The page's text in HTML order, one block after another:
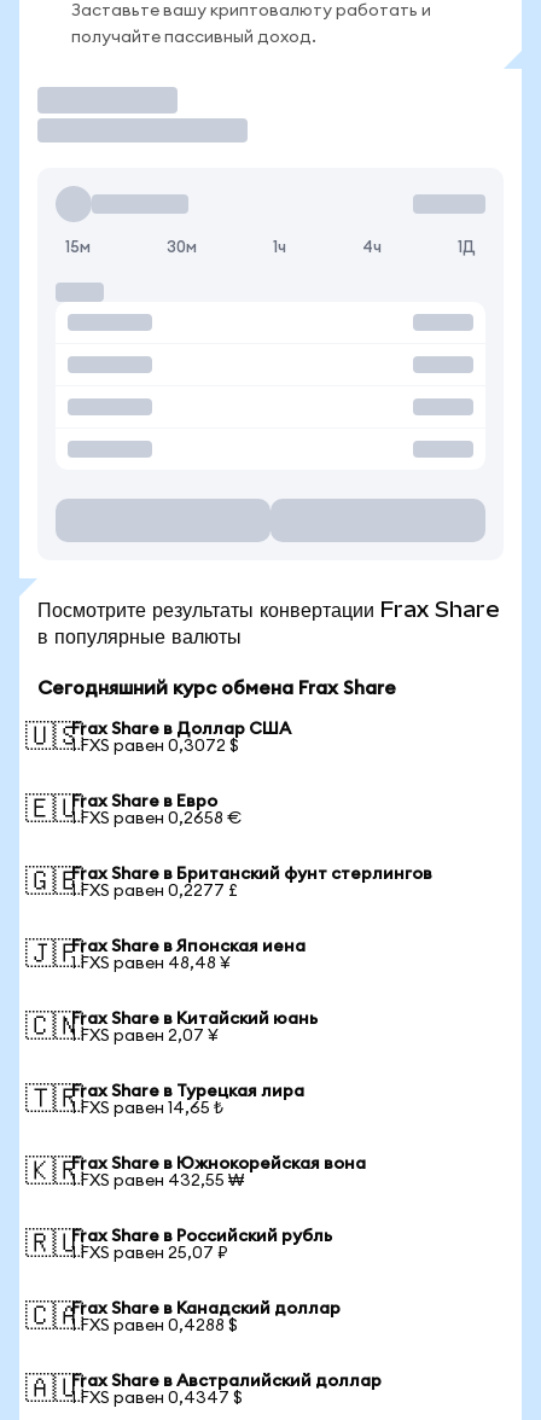
Заставьте вашу криптовалюту работать и
получайте пассивный доход.
15м 30м 1ч 4ч 1Д
Посмотрите результаты конвертации Frax Share
в популярные валюты
Сегодняшний курс обмена Frax Share
🇺🇸Frax Share в Доллар США
1 FXS равен 0,3072 $
🇪🇺Frax Share в Евро
1 FXS равен 0,2658 €
🇬🇧Frax Share в Британский фунт стерлингов
1 FXS равен 0,2277 £
🇯🇵Frax Share в Японская иена
1 FXS равен 48,48 ¥
🇨🇳Frax Share в Китайский юань
1 FXS равен 2,07 ¥
🇹🇷Frax Share в Турецкая лира
1 FXS равен 14,65 ₺
🇰🇷Frax Share в Южнокорейская вона
1 FXS равен 432,55 ₩
🇷🇺Frax Share в Российский рубль
1 FXS равен 25,07 ₽
🇨🇦Frax Share в Канадский доллар
1 FXS равен 0,4288 $
🇦🇺Frax Share в Австралийский доллар
1 FXS равен 0,4347 $